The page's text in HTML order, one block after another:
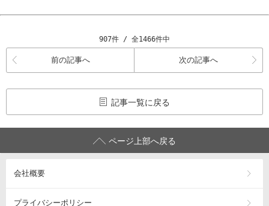
907件 / 全1466件中
前の記事へ 次の記事へ
記事一覧に戻る
ページ上部へ戻る
会社概要
プライバシーポリシー